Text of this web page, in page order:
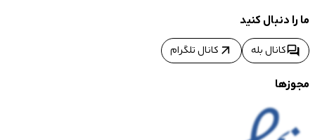
ما را دنبال کنید
forumکانال بله arrow_outward کانال تلگرام
مجوزها